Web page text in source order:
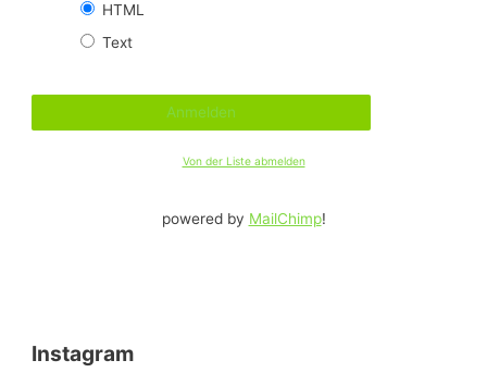
HTML
Text
Von der Liste abmelden
powered by MailChimp!
Instagram